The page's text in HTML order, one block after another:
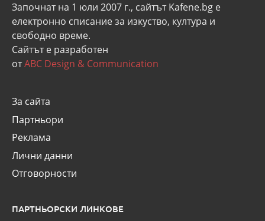
Започнат на 1 юли 2007 г., сайтът Kafene.bg e
eлектронно списание за изкуство, култура и
свободно време.
Сайтът е разработен
отABC Design & Communication
За сайта
Партньори
Реклама
Лични данни
Отговорности
ПАРТНЬОРСКИ ЛИНКОВЕ